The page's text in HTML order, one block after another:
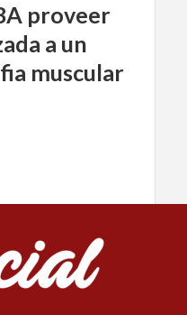
proveer
a un
muscular